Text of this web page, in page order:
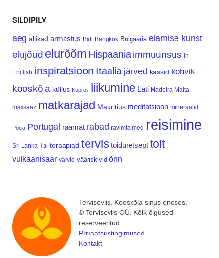
SILDIPILV
aeg allikad armastus Bali Bangkok Bulgaaria elamise kunst
elujõud elurõõm Hispaania immuunsus in
English inspiratsioon Itaalia järved kassid kohvik
kooskõla küllus Küpros liikumine Läti Madeira Malta
massaaz matkarajad Mauritius meditatsioon mineraalid
Poola Portugal raamat rabad ravimtaimed reisimine
Sri Lanka Tai teraapiad tervis toiduretsept toit
vulkaanisaar värvid vääriskivid õnn
Terviseviis. Kooskõla sinus eneses.
© Terviseviis OÜ. Kõik õigused
reserveeritud.
Privaatsustingimused
Kontakt